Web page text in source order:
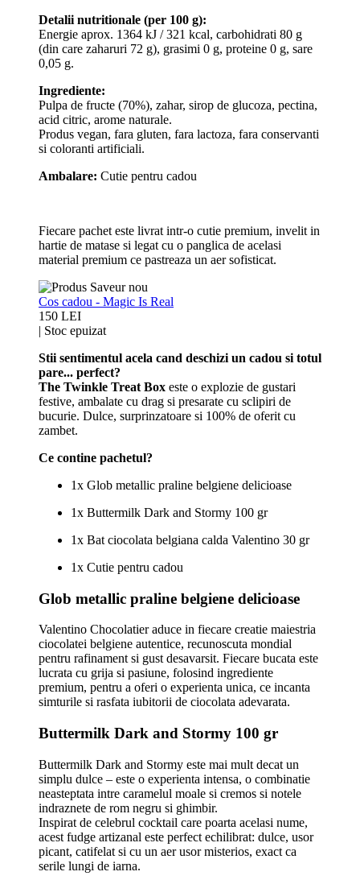
Detalii nutritionale (per 100 g):
Energie aprox. 1364 kJ / 321 kcal, carbohidrati 80 g
(din care zaharuri 72 g), grasimi 0 g, proteine 0 g, sare
0,05 g.
Ingrediente:
Pulpa de fructe (70%), zahar, sirop de glucoza, pectina,
acid citric, arome naturale.
Produs vegan, fara gluten, fara lactoza, fara conservanti
si coloranti artificiali.
Ambalare: Cutie pentru cadou
Fiecare pachet este livrat intr-o cutie premium, invelit in
hartie de matase si legat cu o panglica de acelasi
material premium ce pastreaza un aer sofisticat.
Cos cadou - Magic Is Real
150 LEI
| Stoc epuizat
Stii sentimentul acela cand deschizi un cadou si totul
pare... perfect?
The Twinkle Treat Box este o explozie de gustari
festive, ambalate cu drag si presarate cu sclipiri de
bucurie. Dulce, surprinzatoare si 100% de oferit cu
zambet.
Ce contine pachetul?
1x Glob metallic praline belgiene delicioase
1x Buttermilk Dark and Stormy 100 gr
1x Bat ciocolata belgiana calda Valentino 30 gr
1x Cutie pentru cadou
Glob metallic praline belgiene delicioase
Valentino Chocolatier aduce in fiecare creatie maiestria
ciocolatei belgiene autentice, recunoscuta mondial
pentru rafinament si gust desavarsit. Fiecare bucata este
lucrata cu grija si pasiune, folosind ingrediente
premium, pentru a oferi o experienta unica, ce incanta
simturile si rasfata iubitorii de ciocolata adevarata.
Buttermilk Dark and Stormy 100 gr
Buttermilk Dark and Stormy este mai mult decat un
simplu dulce – este o experienta intensa, o combinatie
neasteptata intre caramelul moale si cremos si notele
indraznete de rom negru si ghimbir.
Inspirat de celebrul cocktail care poarta acelasi nume,
acest fudge artizanal este perfect echilibrat: dulce, usor
picant, catifelat si cu un aer usor misterios, exact ca
serile lungi de iarna.